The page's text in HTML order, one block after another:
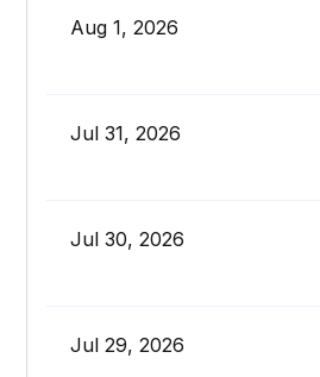
Aug 1, 2026
Jul 31, 2026
Jul 30, 2026
Jul 29, 2026